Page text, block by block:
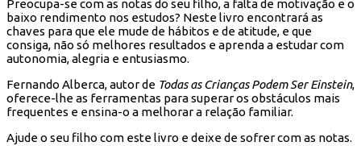
Preocupa-se com as notas do seu filho, a falta de motivação e o
baixo rendimento nos estudos? Neste livro encontrará as
chaves para que ele mude de hábitos e de atitude, e que
consiga, não só melhores resultados e aprenda a estudar com
autonomia, alegria e entusiasmo.
Fernando Alberca, autor de Todas as Crianças Podem Ser Einstein,
oferece-lhe as ferramentas para superar os obstáculos mais
frequentes e ensina-o a melhorar a relação familiar.
Ajude o seu filho com este livro e deixe de sofrer com as notas.